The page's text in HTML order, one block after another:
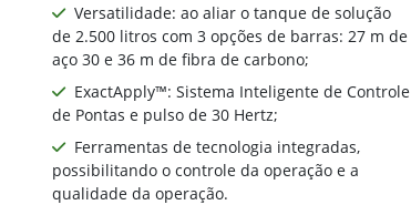
Versatilidade: ao aliar o tanque de solução
de 2.500 litros com 3 opções de barras: 27 m de
aço 30 e 36 m de fibra de carbono;
ExactApply™: Sistema Inteligente de Controle
de Pontas e pulso de 30 Hertz;
Ferramentas de tecnologia integradas,
possibilitando o controle da operação e a
qualidade da operação.